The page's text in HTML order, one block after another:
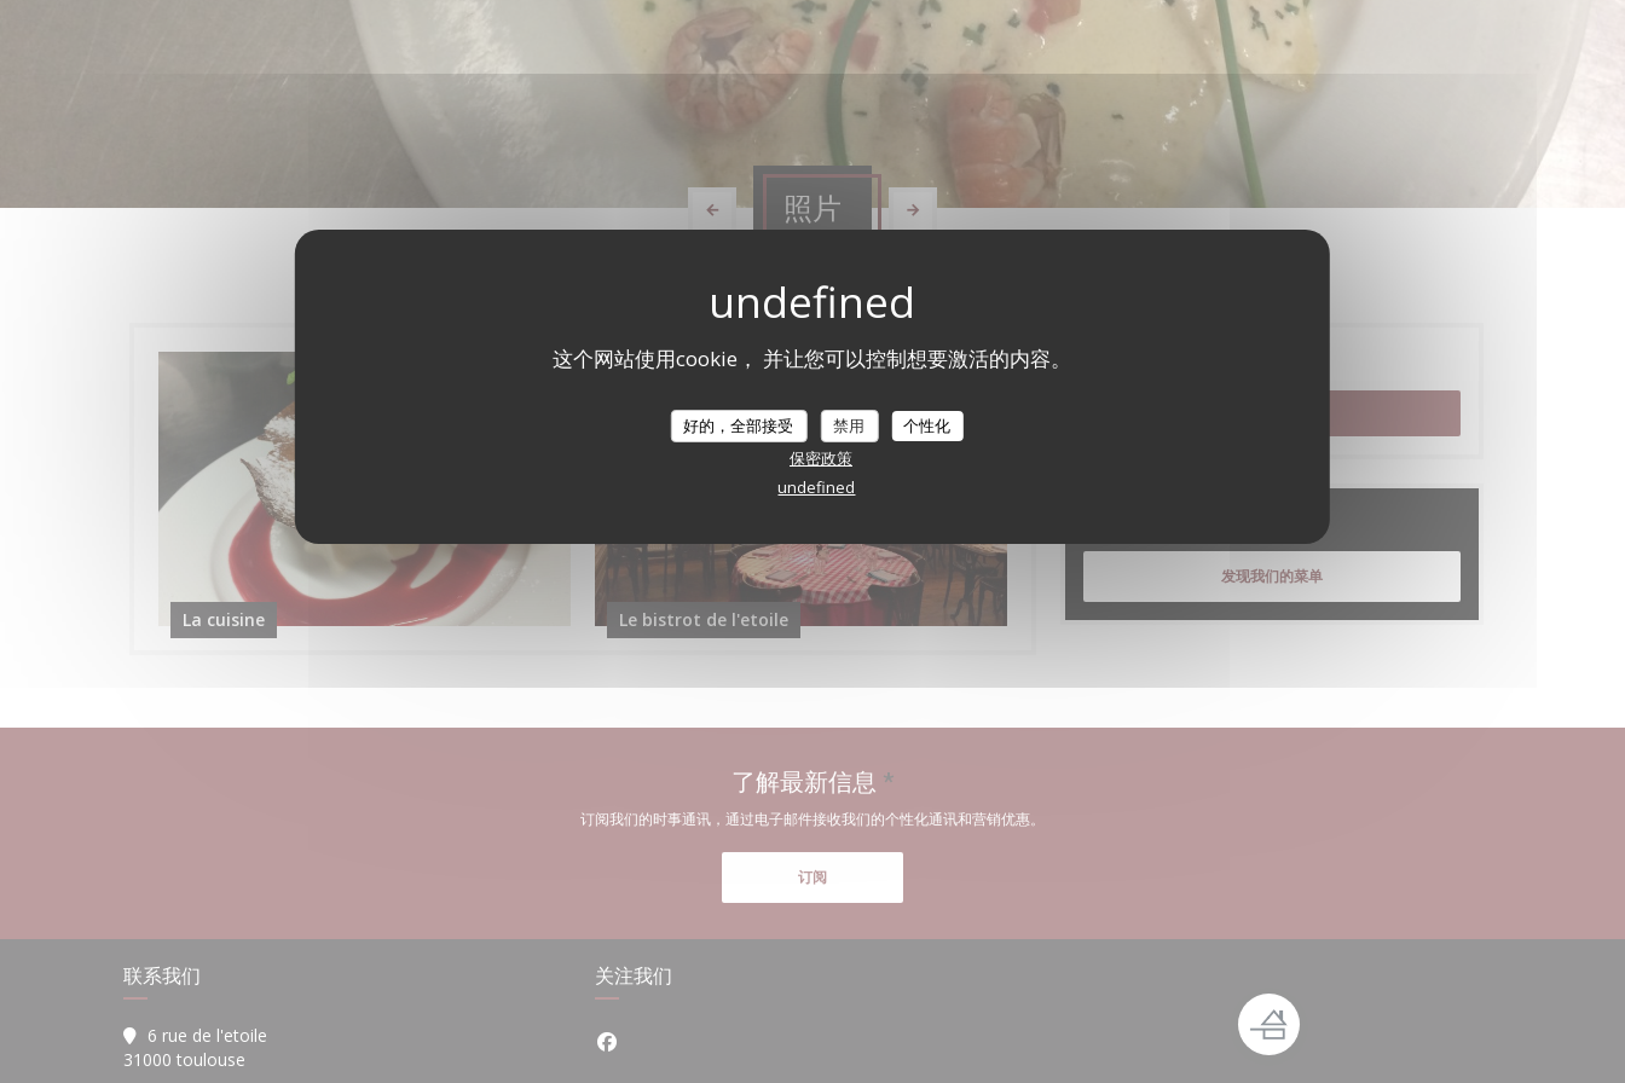
这个网站使用cookie， 并让您可以控制想要激活的内容。
好的，全部接受 禁用
个性化
保密政策
undefined
照片
La cuisine Le bistrot de l'etoile
发现我们的菜单
了解最新信息 *
订阅我们的时事通讯，通过电子邮件接收我们的个性化通讯和营销优惠。
订阅
联系我们
6 rue de l'etoile
31000 toulouse
关注我们
Facebook ((在新窗口中打开))